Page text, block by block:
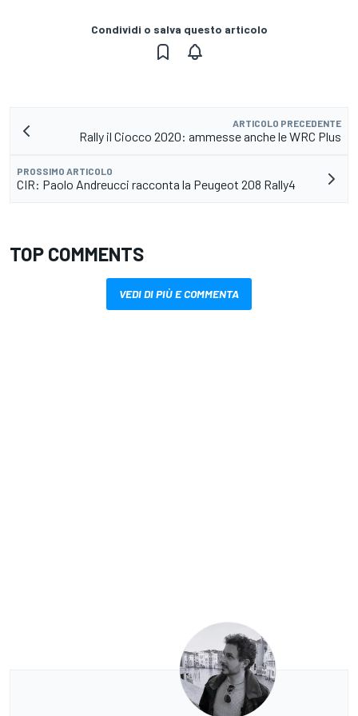
Condividi o salva questo articolo
ARTICOLO PRECEDENTE
Rally il Ciocco 2020: ammesse anche le WRC Plus
PROSSIMO ARTICOLO
CIR: Paolo Andreucci racconta la Peugeot 208 Rally4
TOP COMMENTS
VEDI DI PIÙ E COMMENTA